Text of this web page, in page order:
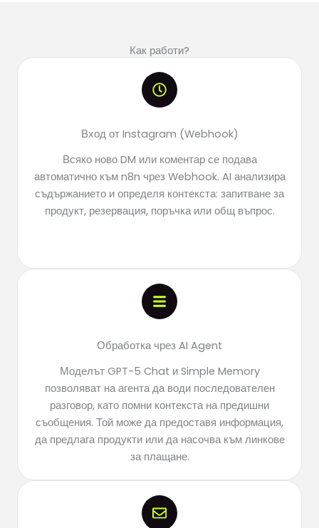
Как работи?
Вход от Instagram (Webhook)
Всяко ново DM или коментар се подава
автоматично към n8n чрез Webhook. AI анализира
съдържанието и определя контекста: запитване за
продукт, резервация, поръчка или общ въпрос.
Обработка чрез AI Agent
Моделът GPT-5 Chat и Simple Memory
позволяват на агента да води последователен
разговор, като помни контекста на предишни
съобщения. Той може да предоставя информация,
да предлага продукти или да насочва към линкове
за плащане.